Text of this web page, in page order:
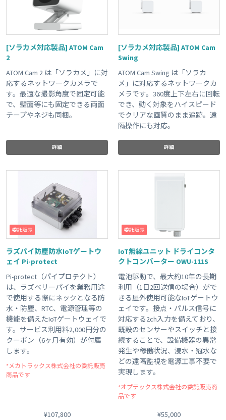
[ソラカメ対応製品] ATOM Cam
2
ATOM Cam 2 は「ソラカメ」に対
応するネットワークカメラで
す。最適な撮影角度で固定可能
で、壁面等にも固定できる両面
テープやネジも同梱。
詳細
[ソラカメ対応製品] ATOM Cam
Swing
ATOM Cam Swing は「ソラカ
メ」に対応するネットワークカ
メラです。360度上下左右に回転
でき、動く対象をハイスピード
でクリアな画質のまま追跡。遠
隔操作にも対応。
詳細
委託販売
ラズパイ防塵防水IoTゲートウ
ェイ Pi-protect
Pi-protect（パイプロテクト）
は、ラズベリーパイを業務用途
で使用する際にネックとなる防
水・防塵、RTC、電源管理等の
機能を備えたIoTゲートウェイで
す。サービス利用料2,000円分の
クーポン（6ヶ月有効）が付属
します。
*メカトラックス株式会社の委託販売
商品です
¥107,800
委託販売
IoT無線ユニット ドライコンタ
クトコンバーター OWU-111S
電池駆動で、最大約10年の長期
利用（1日2回送信の場合）がで
きる屋外使用可能なIoTゲートウ
ェイです。接点・パルス信号に
対応する2ch入力を備えており、
既設のセンサーやスイッチと接
続することで、設備機器の異常
発生や稼働状況、浸水・冠水な
どの遠隔監視を電源工事不要で
実現します。
*オプテックス株式会社の委託販売商
品です
¥55,000